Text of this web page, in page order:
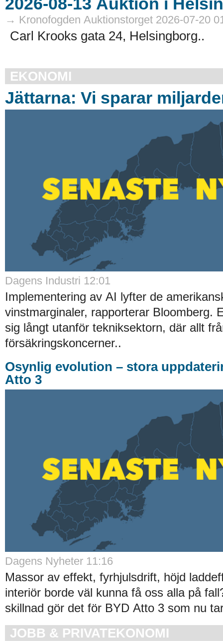
→ Kronofogden Auktionstorget 2026-07-20
Carl Krooks gata 24, Helsingborg..
EKONOMI
Jättarna: Vi sparar
Dagens Industri 12:01
Implementering av AI lyfter de
vinstmarginaler, rapporterar Bloomberg.
sig långt utanför tekniksektorn, där allt
försäkringskoncerner..
Osynlig evolution – stora
Atto 3
Dagens Nyheter 11:16
Massor av effekt, fyrhjulsdrift, höjd
interiör borde väl kunna få oss alla på
skillnad gör det för BYD Atto 3 som nu
JOBB & PRIVATEKONOMI